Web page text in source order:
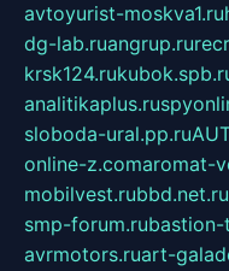
avtoyurist-moskva1.ru
dg-lab.ruangrup.ru
krsk124.ru
analitikaplus.ru
sloboda-ural.pp.ru
online-z.comaromat-
mobilvest.rubbd.net.ru
smp-forum.rubastion-
avrmotors.ruart-